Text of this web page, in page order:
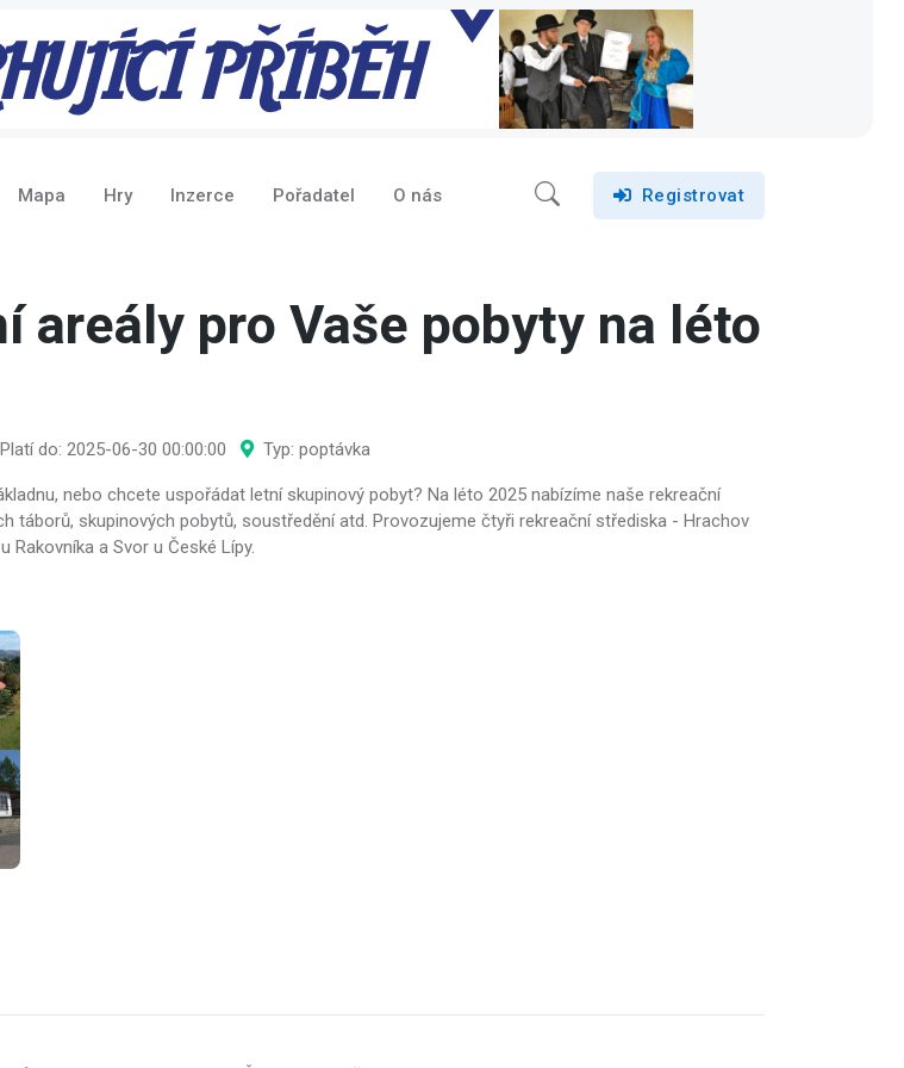
Mapa Hry Inzerce Pořadatel O nás Registrovat
areály pro Vaše pobyty na léto
Platí do: 2025-06-30 00:00:00 Typ: poptávka
nebo chcete uspořádat letní skupinový pobyt? Na léto 2025 nabízíme naše rekreační
táborů, skupinových pobytů, soustředění atd. Provozujeme čtyři rekreační střediska - Hrachov
Rakovníka a Svor u České Lípy.